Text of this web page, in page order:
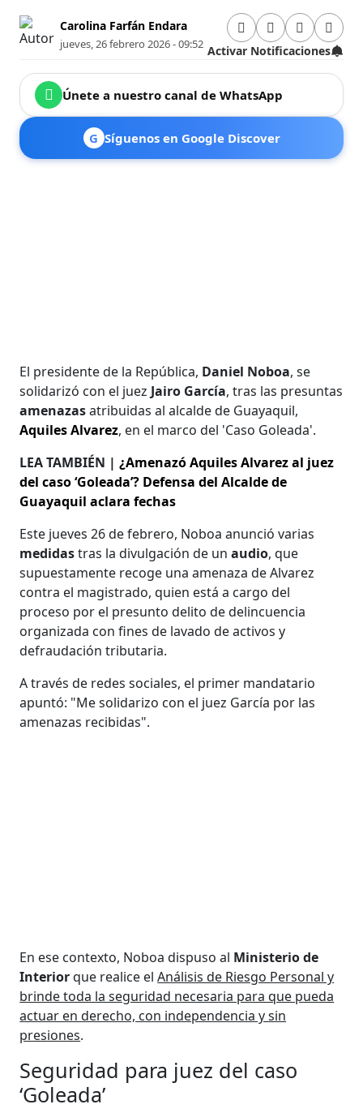
Carolina Farfán Endara
jueves, 26 febrero 2026 - 09:52 Activar Notificaciones
Únete a nuestro canal de WhatsApp
G Síguenos en Google Discover
El presidente de la República, Daniel Noboa, se
solidarizó con el juez Jairo García, tras las presuntas
amenazasatribuidas al alcalde de Guayaquil,
Aquiles Alvarez, en el marco del 'Caso Goleada'.
LEA TAMBIÉN |¿Amenazó Aquiles Alvarez al juez
del caso ‘Goleada’? Defensa del Alcalde de
Guayaquil aclara fechas
Este jueves 26 de febrero, Noboa anunció varias
medidastras la divulgación de unaudio, que
supuestamente recoge una amenaza de Alvarez
contra el magistrado, quien está a cargo del
proceso por el presunto delito de delincuencia
organizada con fines de lavado de activos y
defraudación tributaria.
A través de redes sociales, el primer mandatario
apuntó: "Me solidarizo con el juez García por las
amenazas recibidas".
En ese contexto, Noboa dispuso al Ministerio de
Interiorque realice elAnálisis de Riesgo Personal y
brinde toda la seguridad necesaria para que pueda
actuar en derecho, con independencia y sin
presiones.
Seguridad para juez del caso
‘Goleada’